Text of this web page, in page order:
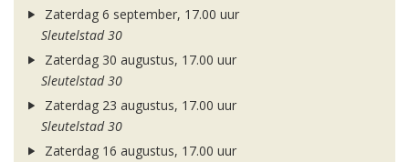
Zaterdag 6 september, 17.00 uur
Sleutelstad 30
Zaterdag 30 augustus, 17.00 uur
Sleutelstad 30
Zaterdag 23 augustus, 17.00 uur
Sleutelstad 30
Zaterdag 16 augustus, 17.00 uur